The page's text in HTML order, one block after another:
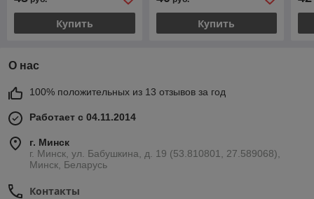
Купить Купить
О нас
100% положительных из 13 отзывов за год
Работает с 04.11.2014
г. Минск
г. Минск, ул. Бабушкина, д. 19 (53.810801, 27.589068),
Минск, Беларусь
Контакты